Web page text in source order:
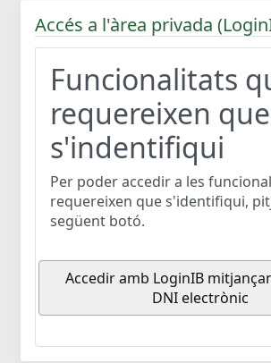
Accés a l'àrea privada
Funcionalitats
requereixen que
s'indentifiqui
Per poder accedir a les
requereixen que s'identifiqui,
següent botó.
Accedir amb LoginIB
DNI electrònic